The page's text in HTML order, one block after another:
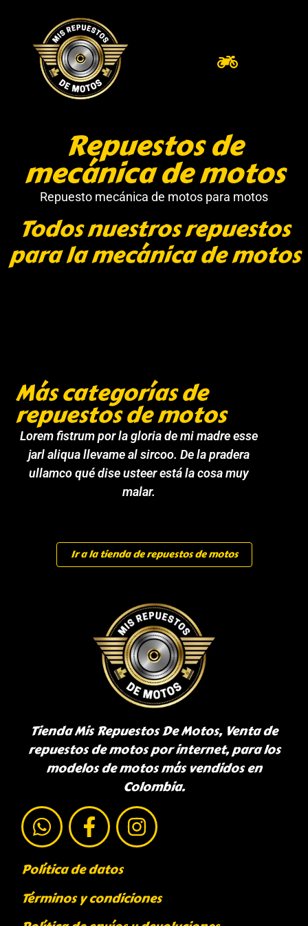
Repuestos de
mecánica de motos
Repuesto mecánica de motos para motos
Todos nuestros repuestos
para la mecánica de motos
Más categorías de
repuestos de motos
Lorem fistrum por la gloria de mi madre esse
jarl aliqua llevame al sircoo. De la pradera
ullamco qué dise usteer está la cosa muy
malar.
Ir a la tienda de repuestos de motos
Tienda Mis Repuestos De Motos, Venta de
repuestos de motos por internet, para los
modelos de motos más vendidos en
Colombia.
Política de datos
Términos y condiciones